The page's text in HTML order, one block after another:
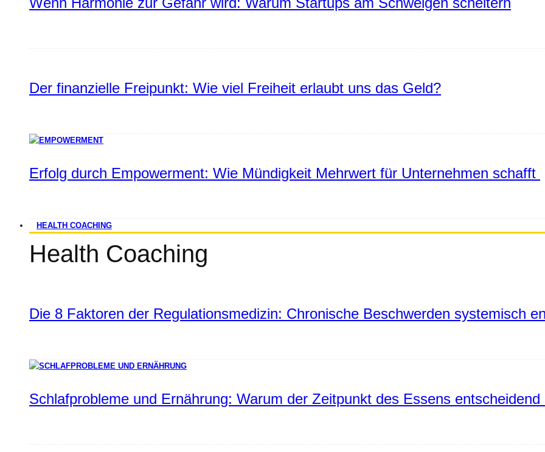
Der finanzielle Freipunkt: Wie viel Freiheit erlaubt uns das Geld?
Erfolg durch Empowerment: Wie Mündigkeit Mehrwert für Unternehmen schafft
HEALTH COACHING
Health Coaching
Die 8 Faktoren der Regulationsmedizin: Chronische Beschwerden systemisch
Schlafprobleme und Ernährung: Warum der Zeitpunkt des Essens entscheidend